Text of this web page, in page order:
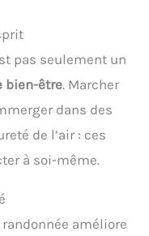
pas seulement un
bien-être. Marcher
dans des
de l’air : ces
à soi-même.
améliore